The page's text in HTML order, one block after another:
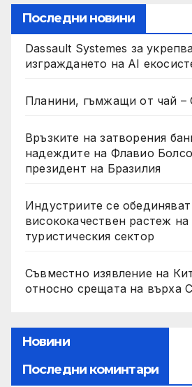
Последни новини
Dassault Systemes за
изграждането на AI
Планини, гъмжащи от чай –
Връзките на затворения
надеждите на Флавио
президент на Бразилия
Индустриите се обединяват
висококачествен растеж на
туристическия сектор
Съвместно изявление на
относно срещата на върха
Новини
Последни коминтари